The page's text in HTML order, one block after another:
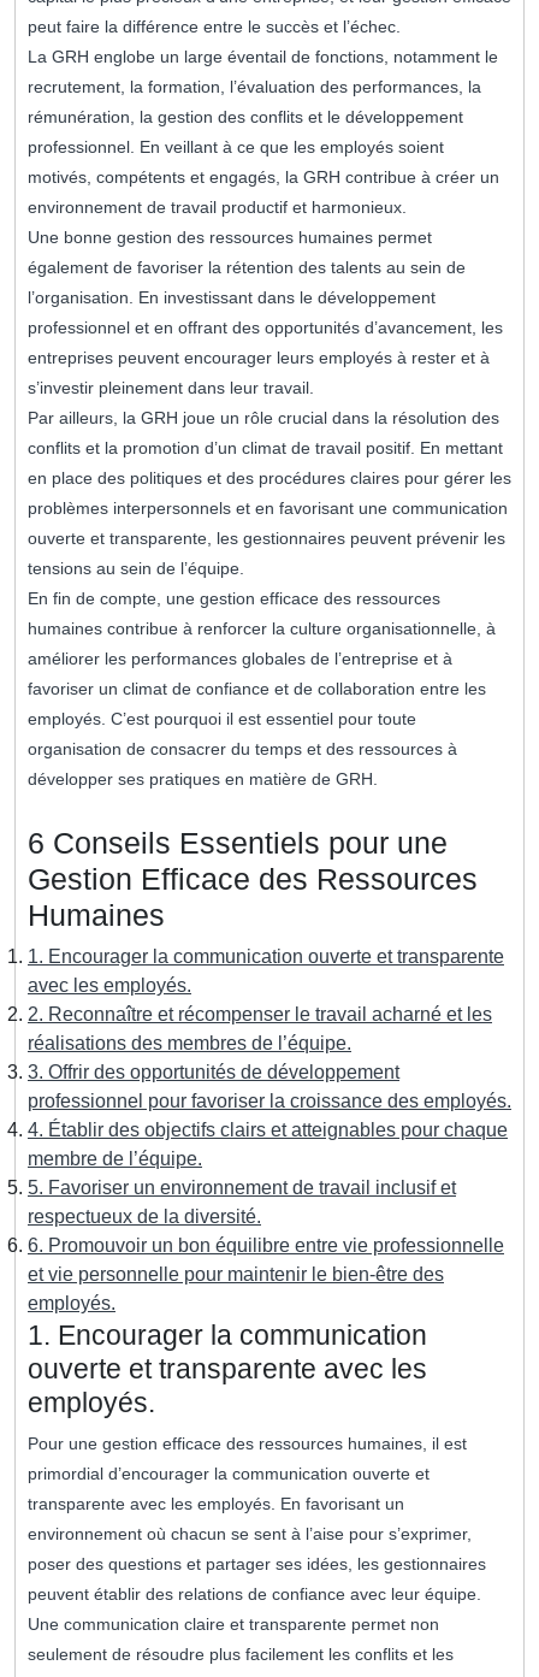
peut faire la différence entre le succès et l’échec.
La GRH englobe un large éventail de fonctions, notamment le
recrutement, la formation, l’évaluation des performances, la
rémunération, la gestion des conflits et le développement
professionnel. En veillant à ce que les employés soient
motivés, compétents et engagés, la GRH contribue à créer un
environnement de travail productif et harmonieux.
Une bonne gestion des ressources humaines permet
également de favoriser la rétention des talents au sein de
l’organisation. En investissant dans le développement
professionnel et en offrant des opportunités d’avancement, les
entreprises peuvent encourager leurs employés à rester et à
s’investir pleinement dans leur travail.
Par ailleurs, la GRH joue un rôle crucial dans la résolution des
conflits et la promotion d’un climat de travail positif. En mettant
en place des politiques et des procédures claires pour gérer les
problèmes interpersonnels et en favorisant une communication
ouverte et transparente, les gestionnaires peuvent prévenir les
tensions au sein de l’équipe.
En fin de compte, une gestion efficace des ressources
humaines contribue à renforcer la culture organisationnelle, à
améliorer les performances globales de l’entreprise et à
favoriser un climat de confiance et de collaboration entre les
employés. C’est pourquoi il est essentiel pour toute
organisation de consacrer du temps et des ressources à
développer ses pratiques en matière de GRH.
6 Conseils Essentiels pour une
Gestion Efficace des Ressources
Humaines
1. Encourager la communication ouverte et transparente
avec les employés.
2. Reconnaître et récompenser le travail acharné et les
réalisations des membres de l’équipe.
3. Offrir des opportunités de développement
professionnel pour favoriser la croissance des employés.
4. Établir des objectifs clairs et atteignables pour chaque
membre de l’équipe.
5. Favoriser un environnement de travail inclusif et
respectueux de la diversité.
6. Promouvoir un bon équilibre entre vie professionnelle
et vie personnelle pour maintenir le bien-être des
employés.
1. Encourager la communication
ouverte et transparente avec les
employés.
Pour une gestion efficace des ressources humaines, il est
primordial d’encourager la communication ouverte et
transparente avec les employés. En favorisant un
environnement où chacun se sent à l’aise pour s’exprimer,
poser des questions et partager ses idées, les gestionnaires
peuvent établir des relations de confiance avec leur équipe.
Une communication claire et transparente permet non
seulement de résoudre plus facilement les conflits et les